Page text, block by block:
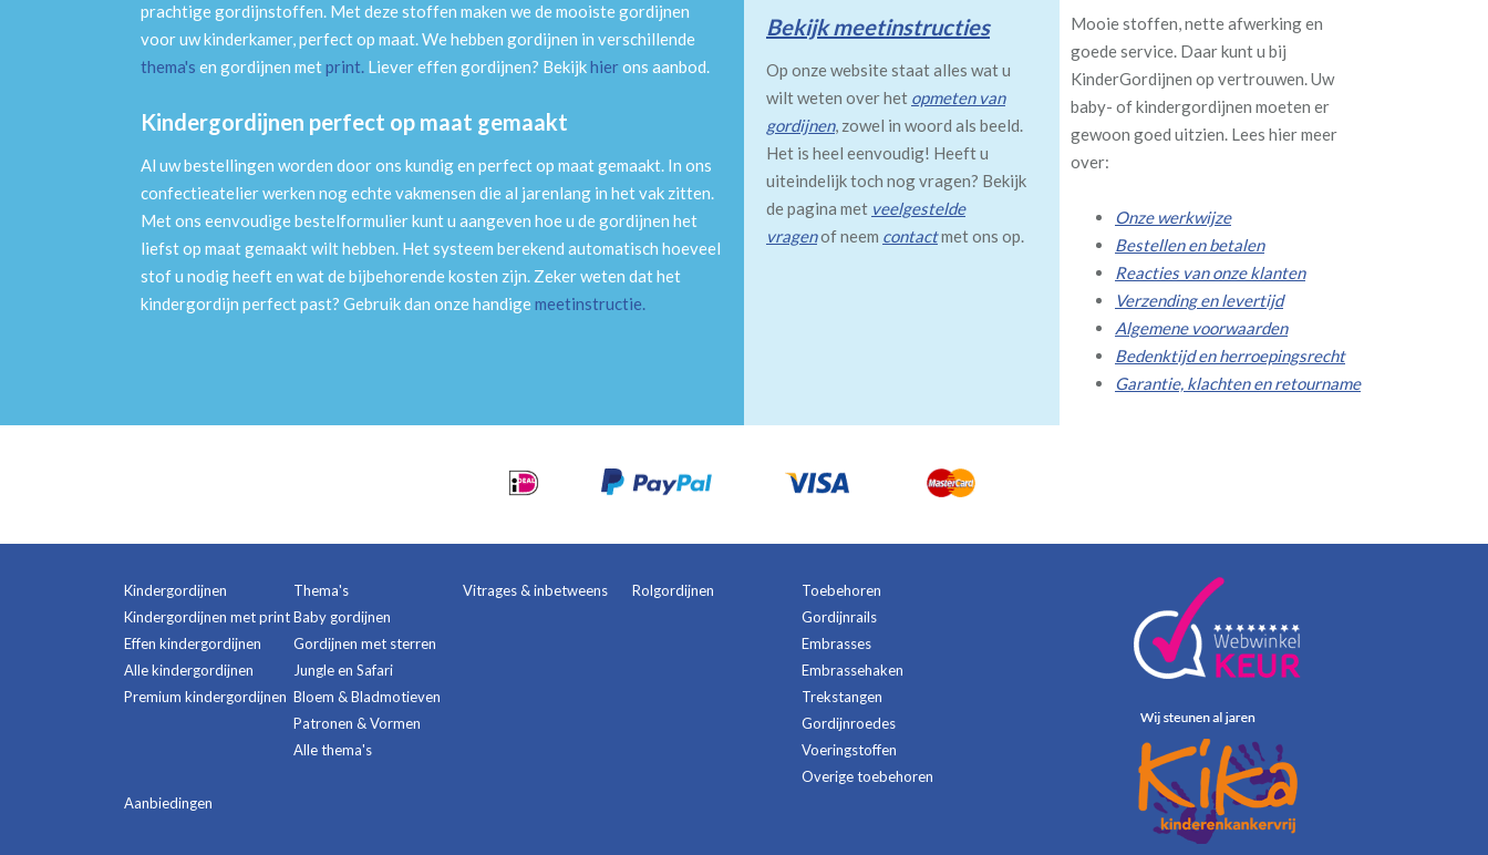
prachtige gordijnstoffen. Met deze stoffen maken we de mooiste gordijnen
voor uw kinderkamer, perfect op maat. We hebben gordijnen in verschillende
thema's en gordijnen metprint. Liever effen gordijnen? Bekijkhierons aanbod.
Kindergordijnen perfect op maat gemaakt
Al uw bestellingen worden door ons kundig en perfect op maat gemaakt. In ons
confectieatelier werken nog echte vakmensen die al jarenlang in het vak zitten.
Met ons eenvoudige bestelformulier kunt u aangeven hoe u de gordijnen het
liefst op maat gemaakt wilt hebben. Het systeem berekend automatisch hoeveel
stof u nodig heeft en wat de bijbehorende kosten zijn. Zeker weten dat het
kindergordijn perfect past? Gebruik dan onze handigemeetinstructie.
Bekijk meetinstructies
Op onze website staat alles wat u
wilt weten over het opmeten van
gordijnen, zowel in woord als beeld.
Het is heel eenvoudig! Heeft u
uiteindelijk toch nog vragen? Bekijk
de pagina met veelgestelde
vragenof neem contactmet ons op.
Mooie stoffen, nette afwerking en
goede service. Daar kunt u bij
KinderGordijnen op vertrouwen. Uw
baby- of kindergordijnen moeten er
gewoon goed uitzien. Lees hier meer
over:
Onze werkwijze
Bestellen en betalen
Reacties van onze klanten
Verzending en levertijd
Algemene voorwaarden
Bedenktijd en herroepingsrecht
Garantie, klachten en retourname
Kindergordijnen
Kindergordijnen met print
Effen kindergordijnen
Alle kindergordijnen
Premium kindergordijnen
Thema's
Baby gordijnen
Gordijnen met sterren
Jungle en Safari
Bloem & Bladmotieven
Patronen & Vormen
Alle thema's
Vitrages & inbetweens Rolgordijnen
Toebehoren
Gordijnrails
Embrasses
Embrassehaken
Trekstangen
Gordijnroedes
Voeringstoffen
Overige toebehoren
Aanbiedingen